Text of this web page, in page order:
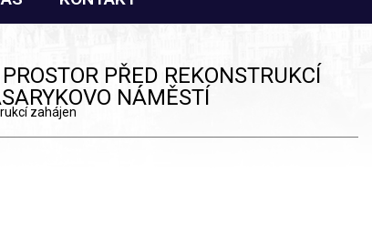
PŘED REKONSTRUKCÍ
NÁMĚSTÍ
zahájen